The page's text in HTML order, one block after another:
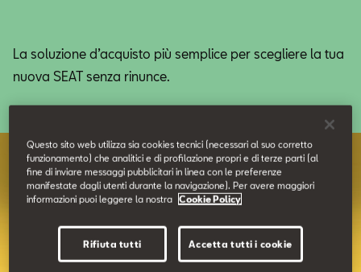
Contatti
Configuratore
La soluzione d’acquisto più semplice per scegliere la tua
nuova SEAT senza rinunce.
Questo sito web utilizza sia cookies tecnici (necessari al suo corretto
funzionamento) che analitici e di profilazione propri e di terze parti (al
fine di inviare messaggi pubblicitari in linea con le preferenze
manifestate dagli utenti durante la navigazione). Per avere maggiori
informazioni puoi leggere la nostra
Cookie Policy
Rifiuta tutti Accetta tutti i cookie